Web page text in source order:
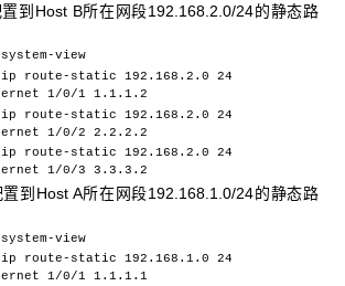
到Host B所在网段192.168.2.0/24的静态路
view
ip route-static 192.168.2.0 24
1/0/1 1.1.1.2
ip route-static 192.168.2.0 24
1/0/2 2.2.2.2
ip route-static 192.168.2.0 24
1/0/3 3.3.3.2
到Host A所在网段192.168.1.0/24的静态路
view
ip route-static 192.168.1.0 24
1/0/1 1.1.1.1